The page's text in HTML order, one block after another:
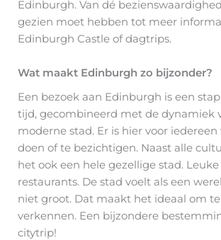
Edinburgh. Van dé
gezien moet hebben tot meer
Edinburgh Castle of dagtrips.
Wat maakt Edinburgh zo bijzonder?
Een bezoek aan Edinburgh is een
tijd, gecombineerd met de dynamiek
moderne stad. Er is hier voor
doen of te bezichtigen. Naast alle
het ook een hele gezellige stad.
restaurants. De stad voelt als een
niet groot. Dat maakt het ideaal om
verkennen. Een bijzondere
citytrip!